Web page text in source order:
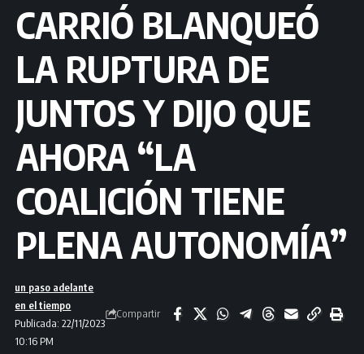
CARRIÓ BLANQUEÓ
LA RUPTURA DE
JUNTOS Y DIJO QUE
AHORA “LA
COALICIÓN TIENE
PLENA AUTONOMÍA”
Publicada: 22/11/2023
10:16 PM
un paso adelante
en el tiempo
Compartir